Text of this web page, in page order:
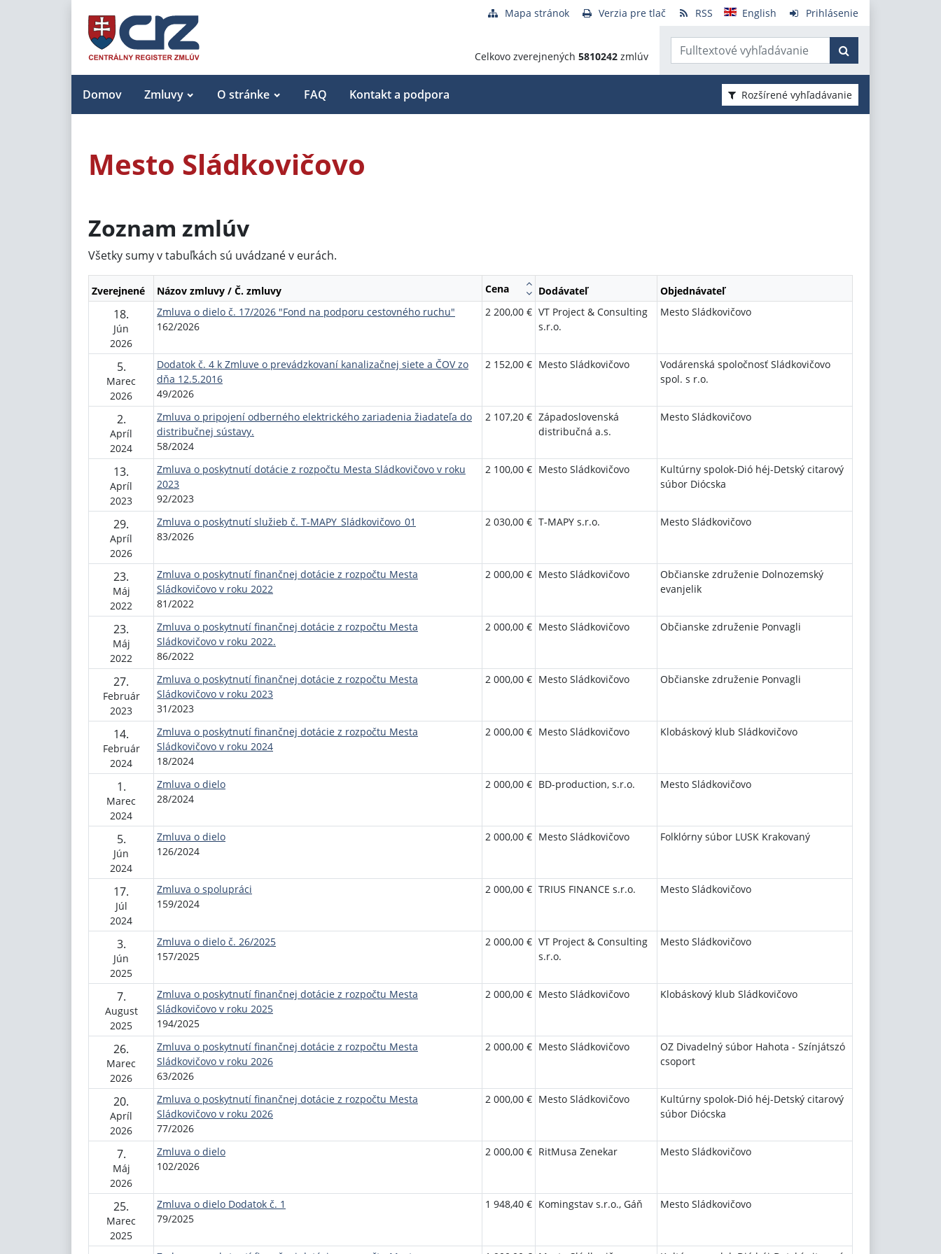
Mapa stránok Verzia pre tlač RSS English Prihlásenie
Celkovo zverejnených 5810242 zmlúv
Domov Zmluvy O stránke FAQ Kontakt a podpora Rozšírené vyhľadávanie
Mesto Sládkovičovo
Zoznam zmlúv
Všetky sumy v tabuľkách sú uvádzané v eurách.
Zverejnené Názov zmluvy / Č. zmluvy Cena Dodávateľ Objednávateľ
18.
Jún
2026
Zmluva o dielo č. 17/2026 "Fond na podporu cestovného ruchu"
162/2026
2 200,00 € VT Project & Consulting
s.r.o.
Mesto Sládkovičovo
5.
Marec
2026
Dodatok č. 4 k Zmluve o prevádzkovaní kanalizačnej siete a ČOV zo
dňa 12.5.2016
49/2026
2 152,00 € Mesto Sládkovičovo
Vodárenská spoločnosť Sládkovičovo
spol. s r.o.
2.
Apríl
2024
Zmluva o pripojení odberného elektrického zariadenia žiadateľa do
distribučnej sústavy.
58/2024
2 107,20 € Západoslovenská
distribučná a.s.
Mesto Sládkovičovo
13.
Apríl
2023
Zmluva o poskytnutí dotácie z rozpočtu Mesta Sládkovičovo v roku
2023
92/2023
2 100,00 € Mesto Sládkovičovo
Kultúrny spolok-Dió héj-Detský citarový
súbor Diócska
29.
Apríl
2026
Zmluva o poskytnutí služieb č. T-MAPY_Sládkovičovo_01
83/2026
2 030,00 € T-MAPY s.r.o. Mesto Sládkovičovo
23.
Máj
2022
Zmluva o poskytnutí finančnej dotácie z rozpočtu Mesta
Sládkovičovo v roku 2022
81/2022
2 000,00 € Mesto Sládkovičovo
Občianske združenie Dolnozemský
evanjelik
23.
Máj
2022
Zmluva o poskytnutí finančnej dotácie z rozpočtu Mesta
Sládkovičovo v roku 2022.
86/2022
2 000,00 € Mesto Sládkovičovo Občianske združenie Ponvagli
27.
Február
2023
Zmluva o poskytnutí finančnej dotácie z rozpočtu Mesta
Sládkovičovo v roku 2023
31/2023
2 000,00 € Mesto Sládkovičovo Občianske združenie Ponvagli
14.
Február
2024
Zmluva o poskytnutí finančnej dotácie z rozpočtu Mesta
Sládkovičovo v roku 2024
18/2024
2 000,00 € Mesto Sládkovičovo Klobáskový klub Sládkovičovo
1.
Marec
2024
Zmluva o dielo
28/2024
2 000,00 € BD-production, s.r.o. Mesto Sládkovičovo
5.
Jún
2024
Zmluva o dielo
126/2024
2 000,00 € Mesto Sládkovičovo Folklórny súbor LUSK Krakovaný
17.
Júl
2024
Zmluva o spolupráci
159/2024
2 000,00 € TRIUS FINANCE s.r.o. Mesto Sládkovičovo
3.
Jún
2025
Zmluva o dielo č. 26/2025
157/2025
2 000,00 € VT Project & Consulting
s.r.o.
Mesto Sládkovičovo
7.
August
2025
Zmluva o poskytnutí finančnej dotácie z rozpočtu Mesta
Sládkovičovo v roku 2025
194/2025
2 000,00 € Mesto Sládkovičovo Klobáskový klub Sládkovičovo
26.
Marec
2026
Zmluva o poskytnutí finančnej dotácie z rozpočtu Mesta
Sládkovičovo v roku 2026
63/2026
2 000,00 € Mesto Sládkovičovo
OZ Divadelný súbor Hahota - Színjátszó
csoport
20.
Apríl
2026
Zmluva o poskytnutí finančnej dotácie z rozpočtu Mesta
Sládkovičovo v roku 2026
77/2026
2 000,00 € Mesto Sládkovičovo
Kultúrny spolok-Dió héj-Detský citarový
súbor Diócska
7.
Máj
2026
Zmluva o dielo
102/2026
2 000,00 € RitMusa Zenekar Mesto Sládkovičovo
25.
Marec
2025
Zmluva o dielo Dodatok č. 1
79/2025
1 948,40 € Komingstav s.r.o., Gáň Mesto Sládkovičovo